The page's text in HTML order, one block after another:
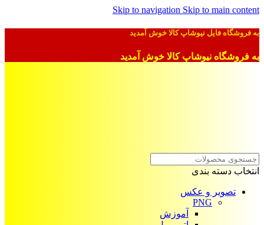
Skip to navigation Skip to main content
به فروشگاه فایل نیوشاپ کالا خوش آمدید
به فروشگاه نیوشاپ کالا خوش آمدید
انتخاب دسته بندی
تصویر و عکس
PNG
آموزش